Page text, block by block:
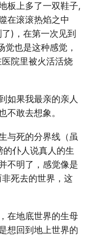
板上多了一双鞋子,
在滚滚热焰之中
)，在第一次见到
也是这种感觉，
院里被火活活烧
如果我最亲的亲人
不敢去想象。
与死的分界线（虽
仆人说真人的生
不明了，感觉像是
死去的世界，这
在地底世界的生母
想回到地上世界的